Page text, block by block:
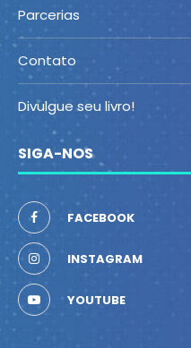
Parcerias
Contato
Divulgue seu livro!
SIGA-NOS
FACEBOOK
INSTAGRAM
YOUTUBE